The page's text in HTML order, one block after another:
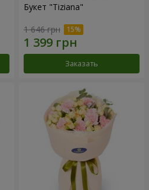
Букет "Tiziana"
1 646 грн
Заказать